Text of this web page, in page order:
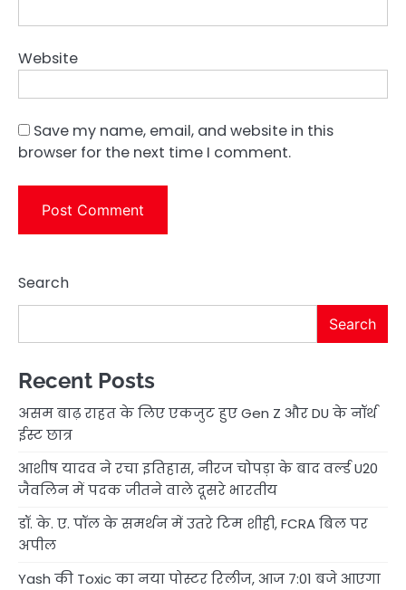
Website
Save my name, email, and website in this
browser for the next time I comment.
Search
Search
Recent Posts
असम बाढ़ राहत के लिए एकजुट हुए Gen Z और DU के नॉर्थ
ईस्ट छात्र
आशीष यादव ने रचा इतिहास, नीरज चोपड़ा के बाद वर्ल्ड U20
जैवलिन में पदक जीतने वाले दूसरे भारतीय
डॉ. के. ए. पॉल के समर्थन में उतरे टिम शीही, FCRA बिल पर
अपील
Yash की Toxic का नया पोस्टर रिलीज, आज 7:01 बजे आएगा